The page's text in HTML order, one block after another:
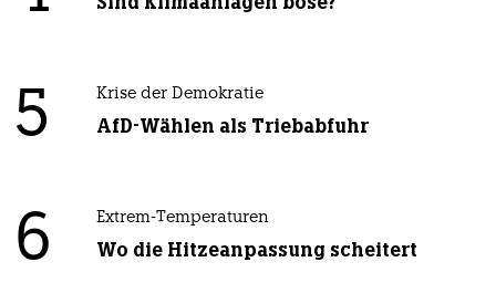
5 Krise der Demokratie
AfD-Wählen als Triebabfuhr
6 Extrem-Temperaturen
Wo die Hitzeanpassung scheitert